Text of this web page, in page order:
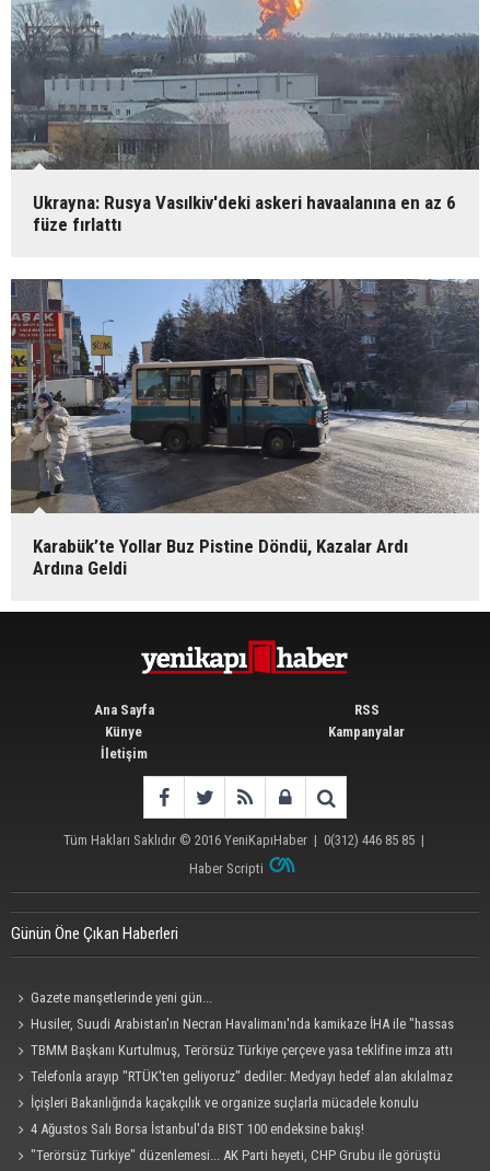
Ukrayna: Rusya Vasılkiv'deki askeri havaalanına en az 6
füze fırlattı
Karabük’te Yollar Buz Pistine Döndü, Kazalar Ardı
Ardına Geldi
Ana Sayfa
Künye
İletişim
RSS
Kampanyalar
Tüm Hakları Saklıdır © 2016 YeniKapıHaber| 0(312) 446 85 85|
Haber Scripti
Günün Öne Çıkan Haberleri
Gazete manşetlerinde yeni gün...
Husiler, Suudi Arabistan'ın Necran Havalimanı'nda kamikaze İHA ile "hassas
bir hedefi" vurduklarını açıkladı
TBMM Başkanı Kurtulmuş, Terörsüz Türkiye çerçeve yasa teklifine imza attı
Telefonla arayıp "RTÜK'ten geliyoruz" dediler: Medyayı hedef alan akılalmaz
tuzak ifşa oldu
İçişleri Bakanlığında kaçakçılık ve organize suçlarla mücadele konulu
güvenlik toplantısı yapıldı
4 Ağustos Salı Borsa İstanbul'da BIST 100 endeksine bakış!
"Terörsüz Türkiye" düzenlemesi... AK Parti heyeti, CHP Grubu ile görüştü